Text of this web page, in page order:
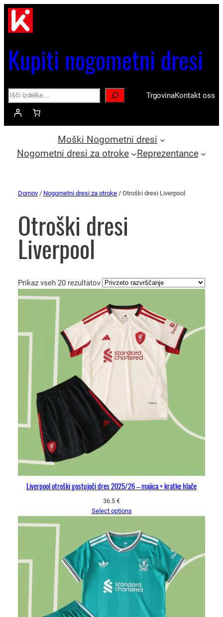
Kupiti nogometni dresi
Search TrgovinaKontakt oss
Moški Nogometni dresi
Nogometni dresi za otroke
Reprezentance
Domov / Nogometni dresi za otroke / Otroški dresi Liverpool
Otroški dresi
Liverpool
Prikaz vseh 20 rezultatov
Liverpool otroški gostujoči dres 2025/26 – majica + kratke hlače
36.5 €
Select options